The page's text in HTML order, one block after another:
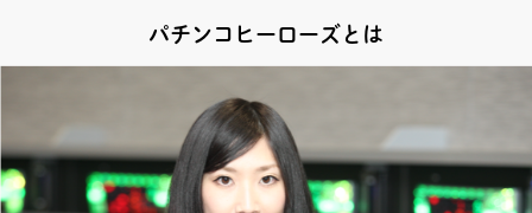
パチンコヒーローズとは